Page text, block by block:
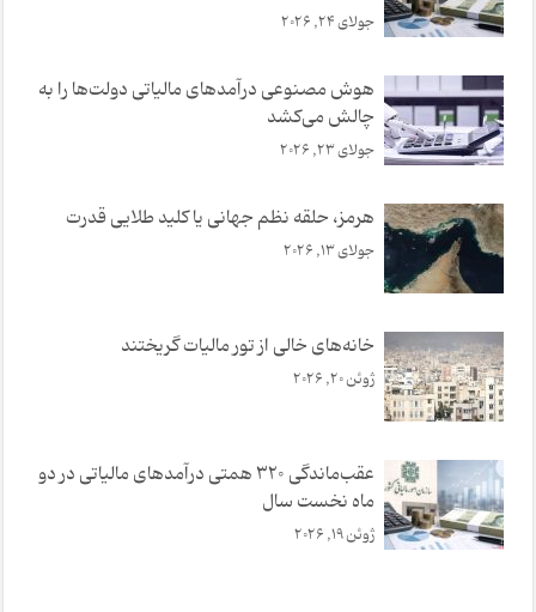
جولای 24, 2026
هوش مصنوعی درآمدهای مالیاتی دولت‌ها را به
چالش می‌کشد
جولای 23, 2026
هرمز، حلقه نظم جهانی یا کلید طلایی قدرت
جولای 13, 2026
خانه‌های خالی از تور مالیات گریختند
ژوئن 20, 2026
عقب‌ماندگی ۳۲۰ همتی درآمدهای مالیاتی در دو
ماه نخست سال
ژوئن 19, 2026